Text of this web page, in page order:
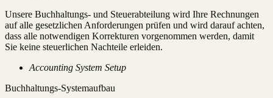
Unsere Buchhaltungs- und Steuerabteilung wird Ihre Rechnungen
auf alle gesetzlichen Anforderungen prüfen und wird darauf achten,
dass alle notwendigen Korrekturen vorgenommen werden, damit
Sie keine steuerlichen Nachteile erleiden.
Accounting System Setup
Buchhaltungs-Systemaufbau